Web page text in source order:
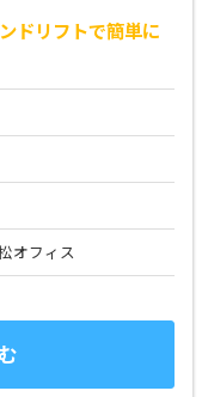
ドリフトで簡単に
オフィス